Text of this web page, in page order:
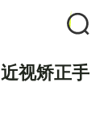
视矫正手